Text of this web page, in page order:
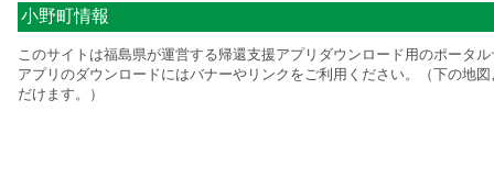
小野町情報
このサイトは福島県が運営する帰還支援アプリダウンロード用のポータ
アプリのダウンロードにはバナーやリンクをご利用ください。（下の地
だけます。）